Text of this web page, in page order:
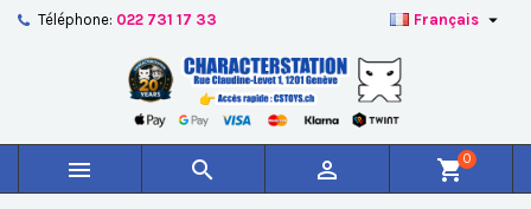
Téléphone: 022 731 17 33 Français 
   shopping_cart0
Créer une nouvelle liste
((confirmMessage))
((cancelText)) ((modalDeleteText))
Nom de la liste d'envies
Vous devez être connecté pour ajouter des produits à
votre liste d'envies.